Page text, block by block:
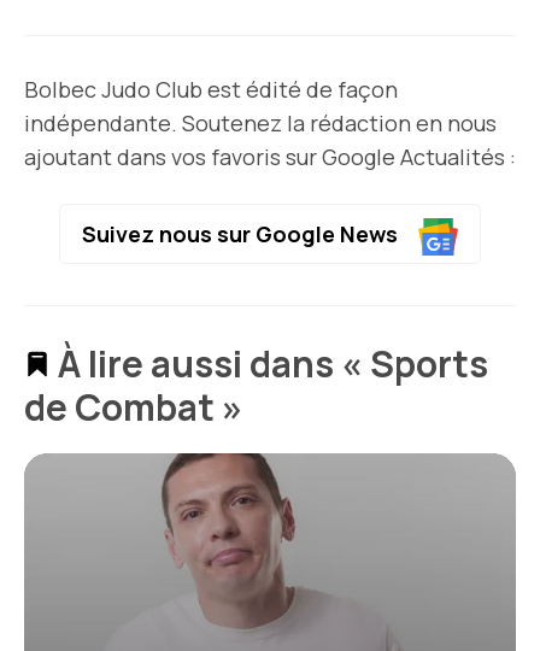
Bolbec Judo Club est édité de façon
indépendante. Soutenez la rédaction en nous
ajoutant dans vos favoris sur Google Actualités :
Suivez nous sur Google News
À lire aussi dans « Sports
de Combat »